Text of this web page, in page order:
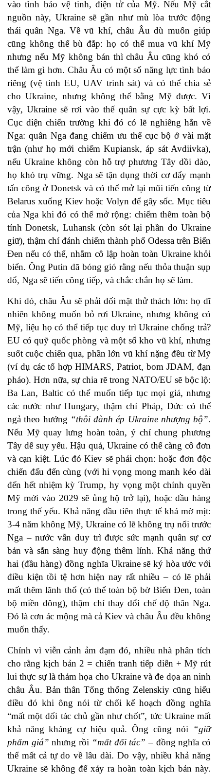
vào tình báo vệ tinh, điện tử của Mỹ. Nếu Mỹ cắt
nguồn này, Ukraine sẽ gần như mù lòa trước động
thái quân Nga. Về vũ khí, châu Âu dù muốn giúp
cũng không thể bù đắp: họ có thể mua vũ khí Mỹ
nhưng nếu Mỹ không bán thì châu Âu cũng khó có
thể làm gì hơn. Châu Âu có một số năng lực tình báo
riêng (vệ tinh EU, UAV trinh sát) và có thể chia sẻ
cho Ukraine, nhưng không thể bằng Mỹ được. Vì
vậy, Ukraine sẽ rơi vào thế quân sự cực kỳ bất lợi.
Cục diện chiến trường khi đó có lẽ nghiêng hẳn về
Nga: quân Nga đang chiếm ưu thế cục bộ ở vài mặt
trận (như họ mới chiếm Kupiansk, áp sát Avdiivka),
nếu Ukraine không còn hỗ trợ phương Tây dồi dào,
họ khó trụ vững. Nga sẽ tận dụng thời cơ đẩy mạnh
tấn công ở Donetsk và có thể mở lại mũi tiến công từ
Belarus xuống Kiev hoặc Volyn để gây sốc. Mục tiêu
của Nga khi đó có thể mở rộng: chiếm thêm toàn bộ
tỉnh Donetsk, Luhansk (còn sót lại phần do Ukraine
giữ), thậm chí đánh chiếm thành phố Odessa trên Biển
Đen nếu có thể, nhằm cô lập hoàn toàn Ukraine khỏi
biển. Ông Putin đã bóng gió rằng nếu thỏa thuận sụp
đổ, Nga sẽ tiến công tiếp, và chắc chắn họ sẽ làm.
Khi đó, châu Âu sẽ phải đối mặt thử thách lớn: họ dĩ
nhiên không muốn bỏ rơi Ukraine, nhưng không có
Mỹ, liệu họ có thể tiếp tục duy trì Ukraine chống trả?
EU có quỹ quốc phòng và một số kho vũ khí, nhưng
suốt cuộc chiến qua, phần lớn vũ khí nặng đều từ Mỹ
(ví dụ các tổ hợp HIMARS, Patriot, bom JDAM, đạn
pháo). Hơn nữa, sự chia rẽ trong NATO/EU sẽ bộc lộ:
Ba Lan, Baltic có thể muốn tiếp tục mọi giá, nhưng
các nước như Hungary, thậm chí Pháp, Đức có thể
ngả theo hướng “thôi đành ép Ukraine nhượng bộ”.
Nếu Mỹ quay lưng hoàn toàn, ý chí chung phương
Tây dễ suy yếu. Hậu quả, Ukraine có thể càng cô đơn
và cạn kiệt. Lúc đó Kiev sẽ phải chọn: hoặc đơn độc
chiến đấu đến cùng (với hi vọng mong manh kéo dài
đến hết nhiệm kỳ Trump, hy vọng một chính quyền
Mỹ mới vào 2029 sẽ ủng hộ trở lại), hoặc đầu hàng
trong thế yếu. Khả năng đầu tiên thực tế khá mờ mịt:
3-4 năm không Mỹ, Ukraine có lẽ không trụ nổi trước
Nga – nước vẫn duy trì được sức mạnh quân sự cơ
bản và sẵn sàng huy động thêm lính. Khả năng thứ
hai (đầu hàng) đồng nghĩa Ukraine sẽ ký hòa ước với
điều kiện tồi tệ hơn hiện nay rất nhiều – có lẽ phải
mất thêm lãnh thổ (có thể toàn bộ bờ Biển Đen, toàn
bộ miền đông), thậm chí thay đổi chế độ thân Nga.
Đó là cơn ác mộng mà cả Kiev và châu Âu đều không
muốn thấy.
Chính vì viễn cảnh ảm đạm đó, nhiều nhà phân tích
cho rằng kịch bản 2 = chiến tranh tiếp diễn + Mỹ rút
lui thực sự là thảm họa cho Ukraine và đe dọa an ninh
châu Âu. Bản thân Tổng thống Zelenskiy cũng hiểu
điều đó khi ông nói từ chối kế hoạch đồng nghĩa
“mất một đối tác chủ gần như chốt”, tức Ukraine mất
khả năng kháng cự hiệu quả. Ông cũng nói “giữ
phẩm giá” nhưng rồi “mất đối tác” – đồng nghĩa có
thể mất cả tự do về lâu dài. Do vậy, nhiều khả năng
Ukraine sẽ không để xảy ra hoàn toàn kịch bản này.